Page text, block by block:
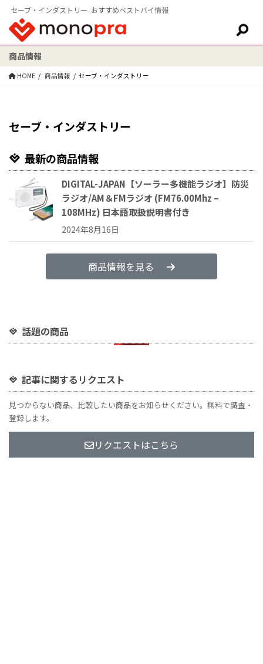
セーブ・インダストリー おすすめベストバイ情報
検索:
商品情報
HOME 商品情報 セーブ・インダストリー
セーブ・インダストリー
最新の商品情報
DIGITAL-JAPAN【ソーラー多機能ラジオ】防災
ラジオ/AM＆FMラジオ (FM76.00Mhz –
108MHz) 日本語取扱説明書付き
2024年8月16日
商品情報を見る
話題の商品
記事に関するリクエスト
見つからない商品、比較したい商品をお知らせください。無料で調査・
登録します。
リクエストはこちら